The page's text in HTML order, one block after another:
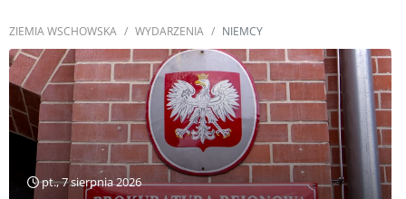
ZIEMIA WSCHOWSKA WYDARZENIA NIEMCY
pt., 7 sierpnia 2026